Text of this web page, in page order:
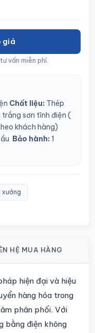
giá
vấn miễn phí.
Chất liệu: Thép
trắng sơn tĩnh điện (
khách hàng)
Bảo hành: 1
xưởng
HỆ MUA HÀNG
hiện đại và hiệu
hàng hóa trong
phân phối. Với
bằng điện không